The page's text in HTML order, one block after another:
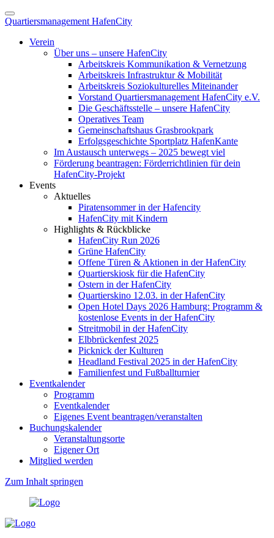
Quartiersmanagement HafenCity
Verein
Über uns – unsere HafenCity
Arbeitskreis Kommunikation & Vernetzung
Arbeitskreis Infrastruktur & Mobilität
Arbeitskreis Soziokulturelles Miteinander
Vorstand Quartiersmanagement HafenCity e.V.
Die Geschäftsstelle – unsere HafenCity
Operatives Team
Gemeinschaftshaus Grasbrookpark
Erfolgsgeschichte Sportplatz HafenKante
Im Austausch unterwegs – 2025 bewegt viel
Förderung beantragen: Förderrichtlinien für dein
HafenCity-Projekt
Events
Aktuelles
Piratensommer in der Hafencity
HafenCity mit Kindern
Highlights & Rückblicke
HafenCity Run 2026
Grüne HafenCity
Offene Türen & Aktionen in der HafenCity
Quartierskiosk für die HafenCity
Ostern in der HafenCity
Quartierskino 12.03. in der HafenCity
Open Hotel Days 2026 Hamburg: Programm &
kostenlose Events in der HafenCity
Streitmobil in der HafenCity
Elbbrückenfest 2025
Picknick der Kulturen
Headland Festival 2025 in der HafenCity
Familienfest und Fußballturnier
Eventkalender
Programm
Eventkalender
Eigenes Event beantragen/veranstalten
Buchungskalender
Veranstaltungsorte
Eigener Ort
Mitglied werden
Zum Inhalt springen